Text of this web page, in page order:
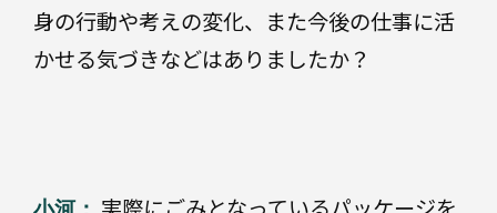
身の行動や考えの変化、また今後の仕事に活
かせる気づきなどはありましたか？